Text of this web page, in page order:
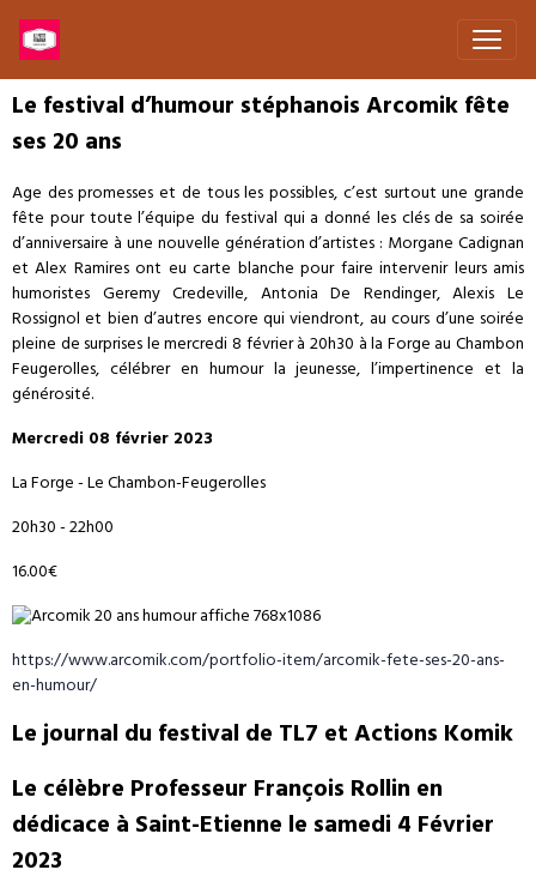
Le festival d’humour stéphanois Arcomik fête
ses 20 ans
Age des promesses et de tous les possibles, c’est surtout une grande
fête pour toute l’équipe du festival qui a donné les clés de sa soirée
d’anniversaire à une nouvelle génération d’artistes : Morgane Cadignan
et Alex Ramires ont eu carte blanche pour faire intervenir leurs amis
humoristes Geremy Credeville, Antonia De Rendinger, Alexis Le
Rossignol et bien d’autres encore qui viendront, au cours d’une soirée
pleine de surprises le mercredi 8 février à 20h30 à la Forge au Chambon
Feugerolles, célébrer en humour la jeunesse, l’impertinence et la
générosité.
Mercredi 08 février 2023
La Forge - Le Chambon-Feugerolles
20h30 - 22h00
16.00€
https://www.arcomik.com/portfolio-item/arcomik-fete-ses-20-ans-
en-humour/
Le journal du festival de TL7 et Actions Komik
Le célèbre Professeur François Rollin en
dédicace à Saint-Etienne le samedi 4 Février
2023